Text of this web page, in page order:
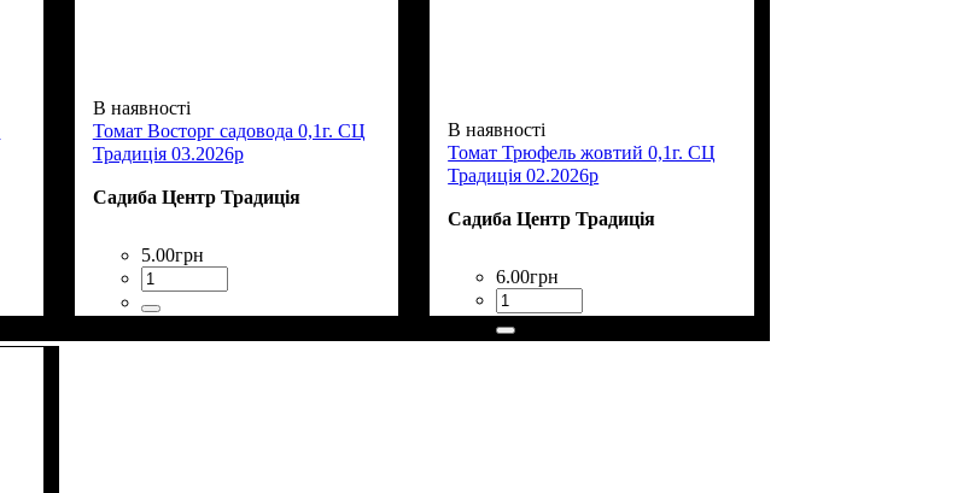
В наявності
Томат Восторг садовода 0,1г. СЦ
Традиція 03.2026р
Садиба Центр Традиція
5.00грн
В наявності
Томат Трюфель жовтий 0,1г. СЦ
Традиція 02.2026р
Садиба Центр Традиція
6.00грн